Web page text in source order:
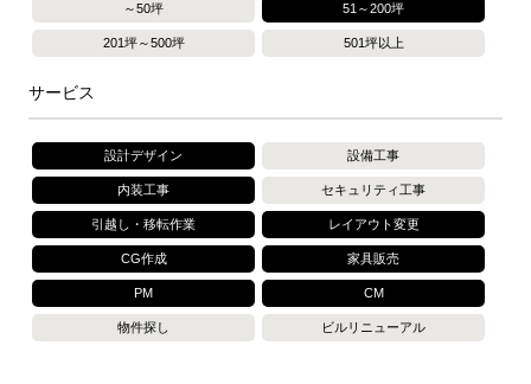
～50坪 51～200坪
201坪～500坪 501坪以上
サービス
設計デザイン 設備工事
内装工事 セキュリティ工事
引越し・移転作業 レイアウト変更
CG作成 家具販売
PM CM
物件探し ビルリニューアル